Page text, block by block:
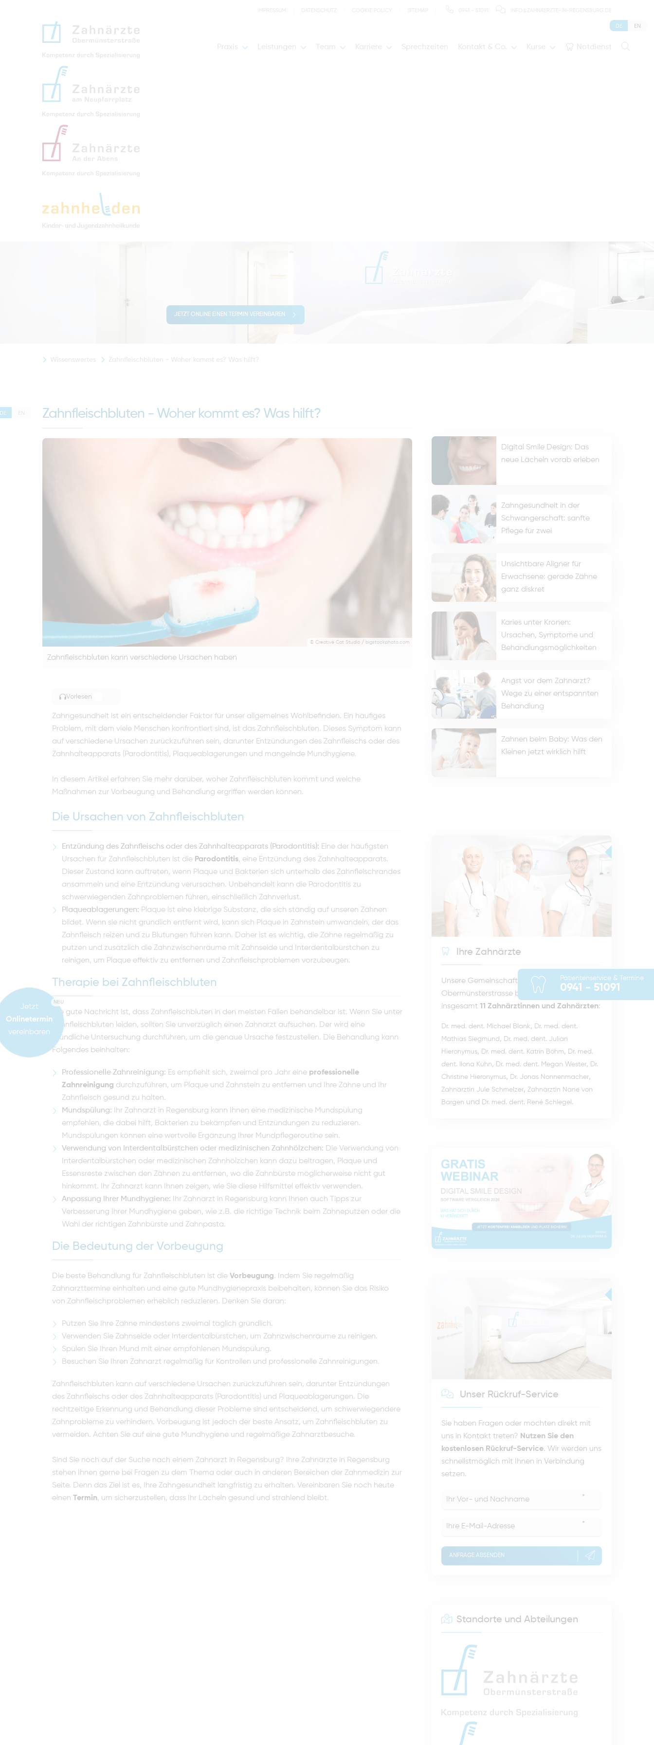
Praxis Leistungen Team Karriere Sprechzeiten Kontakt & Co. Kurse Notdienst
DE EN
JETZT ONLINE EINEN TERMIN VEREINBAREN
Wissenswertes Zahnfleischbluten - Woher kommt es? Was hilft?
DE EN Zahnfleischbluten - Woher kommt es? Was hilft?
© Creative Cat Studio / bigstockphoto.com
Zahnfleischbluten kann verschiedene Ursachen haben
Vorlesen
Zahngesundheit ist ein entscheidender Faktor für unser allgemeines Wohlbefinden. Ein häufiges
Problem, mit dem viele Menschen konfrontiert sind, ist das Zahnfleischbluten. Dieses Symptom kann
auf verschiedene Ursachen zurückzuführen sein, darunter Entzündungen des Zahnfleischs oder des
Zahnhalteapparats (Parodontitis), Plaqueablagerungen und mangelnde Mundhygiene.
In diesem Artikel erfahren Sie mehr darüber, woher Zahnfleischbluten kommt und welche
Maßnahmen zur Vorbeugung und Behandlung ergriffen werden können.
Die Ursachen von Zahnfleischbluten
Entzündung des Zahnfleischs oder des Zahnhalteapparats (Parodontitis): Eine der häufigsten
Ursachen für Zahnfleischbluten ist die Parodontitis, eine Entzündung des Zahnhalteapparats.
Dieser Zustand kann auftreten, wenn Plaque und Bakterien sich unterhalb des Zahnfleischrandes
ansammeln und eine Entzündung verursachen. Unbehandelt kann die Parodontitis zu
schwerwiegenden Zahnproblemen führen, einschließlich Zahnverlust.
Plaqueablagerungen: Plaque ist eine klebrige Substanz, die sich ständig auf unseren Zähnen
bildet. Wenn sie nicht gründlich entfernt wird, kann sich Plaque in Zahnstein umwandeln, der das
Zahnfleisch reizen und zu Blutungen führen kann. Daher ist es wichtig, die Zähne regelmäßig zu
putzen und zusätzlich die Zahnzwischenräume mit Zahnseide und Interdentalbürstchen zu
reinigen, um Plaque effektiv zu entfernen und Zahnfleischproblemen vorzubeugen.
Therapie bei Zahnfleischbluten
Die gute Nachricht ist, dass Zahnfleischbluten in den meisten Fällen behandelbar ist. Wenn Sie unter
Zahnfleischbluten leiden, sollten Sie unverzüglich einen Zahnarzt aufsuchen. Der wird eine
gründliche Untersuchung durchführen, um die genaue Ursache festzustellen. Die Behandlung kann
Folgendes beinhalten:
Professionelle Zahnreinigung: Es empfiehlt sich, zweimal pro Jahr eine professionelle
Zahnreinigung durchzuführen, um Plaque und Zahnstein zu entfernen und Ihre Zähne und Ihr
Zahnfleisch gesund zu halten.
Mundspülung: Ihr Zahnarzt in Regensburg kann Ihnen eine medizinische Mundspülung
empfehlen, die dabei hilft, Bakterien zu bekämpfen und Entzündungen zu reduzieren.
Mundspülungen können eine wertvolle Ergänzung Ihrer Mundpflegeroutine sein.
Verwendung von Interdentalbürstchen oder medizinischen Zahnhölzchen: Die Verwendung von
Interdentalbürstchen oder medizinischen Zahnhölzchen kann dazu beitragen, Plaque und
Essensreste zwischen den Zähnen zu entfernen, wo die Zahnbürste möglicherweise nicht gut
hinkommt. Ihr Zahnarzt kann Ihnen zeigen, wie Sie diese Hilfsmittel effektiv verwenden.
Anpassung Ihrer Mundhygiene: Ihr Zahnarzt in Regensburg kann Ihnen auch Tipps zur
Verbesserung Ihrer Mundhygiene geben, wie z.B. die richtige Technik beim Zähneputzen oder die
Wahl der richtigen Zahnbürste und Zahnpasta.
Die Bedeutung der Vorbeugung
Die beste Behandlung für Zahnfleischbluten ist die Vorbeugung. Indem Sie regelmäßig
Zahnarzttermine einhalten und eine gute Mundhygienepraxis beibehalten, können Sie das Risiko
von Zahnfleischproblemen erheblich reduzieren. Denken Sie daran:
Putzen Sie Ihre Zähne mindestens zweimal täglich gründlich.
Verwenden Sie Zahnseide oder Interdentalbürstchen, um Zahnzwischenräume zu reinigen.
Spülen Sie Ihren Mund mit einer empfohlenen Mundspülung.
Besuchen Sie Ihren Zahnarzt regelmäßig für Kontrollen und professionelle Zahnreinigungen.
Zahnfleischbluten kann auf verschiedene Ursachen zurückzuführen sein, darunter Entzündungen
des Zahnfleischs oder des Zahnhalteapparats (Parodontitis) und Plaqueablagerungen. Die
rechtzeitige Erkennung und Behandlung dieser Probleme sind entscheidend, um schwerwiegendere
Zahnprobleme zu verhindern. Vorbeugung ist jedoch der beste Ansatz, um Zahnfleischbluten zu
vermeiden. Achten Sie auf eine gute Mundhygiene und regelmäßige Zahnarztbesuche.
Sind Sie noch auf der Suche nach einem Zahnarzt in Regensburg? Ihre Zahnärzte in Regensburg
stehen Ihnen gerne bei Fragen zu dem Thema oder auch in anderen Bereichen der Zahnmedizin zur
Seite. Denn das Ziel ist es, Ihre Zahngesundheit langfristig zu erhalten. Vereinbaren Sie noch heute
einen Termin, um sicherzustellen, dass Ihr Lächeln gesund und strahlend bleibt.
Digital Smile Design: Das
neue Lächeln vorab erleben
Zahngesundheit in der
Schwangerschaft: sanfte
Pflege für zwei
Unsichtbare Aligner für
Erwachsene: gerade Zähne
ganz diskret
Karies unter Kronen:
Ursachen, Symptome und
Behandlungsmöglichkeiten
Angst vor dem Zahnarzt?
Wege zu einer entspannten
Behandlung
Zahnen beim Baby: Was den
Kleinen jetzt wirklich hilft
Ihre Zahnärzte
Unsere Gemeinschaftspraxis in der
Obermünsterstrasse besteht aus
insgesamt 11 Zahnärztinnen und Zahnärzten:
Dr. med. dent. Michael Blank, Dr. med. dent.
Mathias Siegmund , Dr. med. dent. Julian
Hieronymus, Dr. med. dent. Katrin Böhm, Dr. med.
dent. Ilona Kühn, Dr. med. dent. Megan Wester, Dr.
Christine Hieronymus, Dr. Jonas Nonnenmacher,
Zahnärztin Jule Schmelzer, Zahnärztin Nane von
Bargen und Dr. med. dent. René Schlegel .
Unser Rückruf-Service
Sie haben Fragen oder möchten direkt mit
uns in Kontakt treten? Nutzen Sie den
kostenlosen Rückruf-Service. Wir werden uns
schnellstmöglich mit Ihnen in Verbindung
setzen.
*
*
ANFRAGE ABSENDEN
Standorte und Abteilungen
NEU
Jetzt
Onlinetermin
vereinbaren
Patientenservice & Termine
0941 - 51091